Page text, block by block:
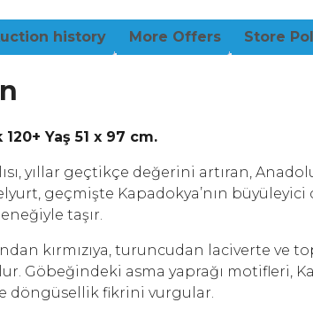
history More Offers Store
Yaş 51 x 97 cm.
yıllar geçtikçe değerini artıran,
geçmişte Kapadokya’nın büyüleyici
taşır.
kırmızıya, turuncudan laciverte
Göbeğindeki asma yaprağı motifleri,
döngüsellik fikrini vurgular.